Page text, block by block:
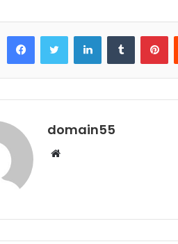
FacebookTwitter LinkedInTumblr
domain55
Web